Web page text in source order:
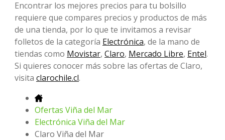
Encontrar los mejores precios para tu bolsillo
requiere que compares precios y productos de más
de una tienda, por lo que te invitamos a revisar
folletos de la categoría Electrónica, de la mano de
tiendas como Movistar, Claro, Mercado Libre, Entel.
Si quieres conocer más sobre las ofertas de Claro,
visita clarochile.cl.
Ofertas Viña del Mar
Electrónica Viña del Mar
Claro Viña del Mar